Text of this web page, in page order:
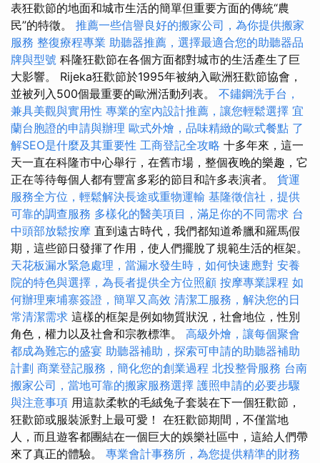
表狂歡節的地面和城市生活的簡單但重要方面的傳統“農
民”的特徵。 推薦一些信譽良好的搬家公司，為你提供搬家
服務 整復療程專業 助聽器推薦，選擇最適合您的助聽器品
牌與型號 科隆狂歡節在各個方面都對城市的生活產生了巨
大影響。 Rijeka狂歡節於1995年被納入歐洲狂歡節協會，
並被列入500個最重要的歐洲活動列表。 不鏽鋼洗手台，
兼具美觀與實用性 專業的室內設計推薦，讓您輕鬆選擇 宜
蘭台胞證的申請與辦理 歐式外燴，品味精緻的歐式餐點 了
解SEO是什麼及其重要性 工商登記全攻略 十多年來，這一
天一直在科隆市中心舉行，在舊市場，整個夜晚的樂趣，它
正在等待每個人都有豐富多彩的節目和許多表演者。 貨運
服務全方位，輕鬆解決長途或重物運輸 基隆徵信社，提供
可靠的調查服務 多樣化的醫美項目，滿足你的不同需求 台
中頭部放鬆按摩 直到遠古時代，我們都知道希臘和羅馬假
期，這些節日發揮了作用，使人們擺脫了規範生活的框架。
天花板漏水緊急處理，當漏水發生時，如何快速應對 安養
院的特色與選擇，為長者提供全方位照顧 按摩專業課程 如
何辦理柬埔寨簽證，簡單又高效 清潔工服務，解決您的日
常清潔需求 這樣的框架是例如物質狀況，社會地位，性別
角色，權力以及社會和宗教標準。 高級外燴，讓每個聚會
都成為難忘的盛宴 助聽器補助，探索可申請的助聽器補助
計劃 商業登記服務，簡化您的創業過程 北投整骨服務 台南
搬家公司，當地可靠的搬家服務選擇 護照申請的必要步驟
與注意事項 用這款柔軟的毛絨兔子套裝在下一個狂歡節，
狂歡節或服裝派對上最可愛！ 在狂歡節期間，不僅當地
人，而且遊客都團結在一個巨大的娛樂社區中，這給人們帶
來了真正的體驗。 專業會計事務所，為您提供精準的財務